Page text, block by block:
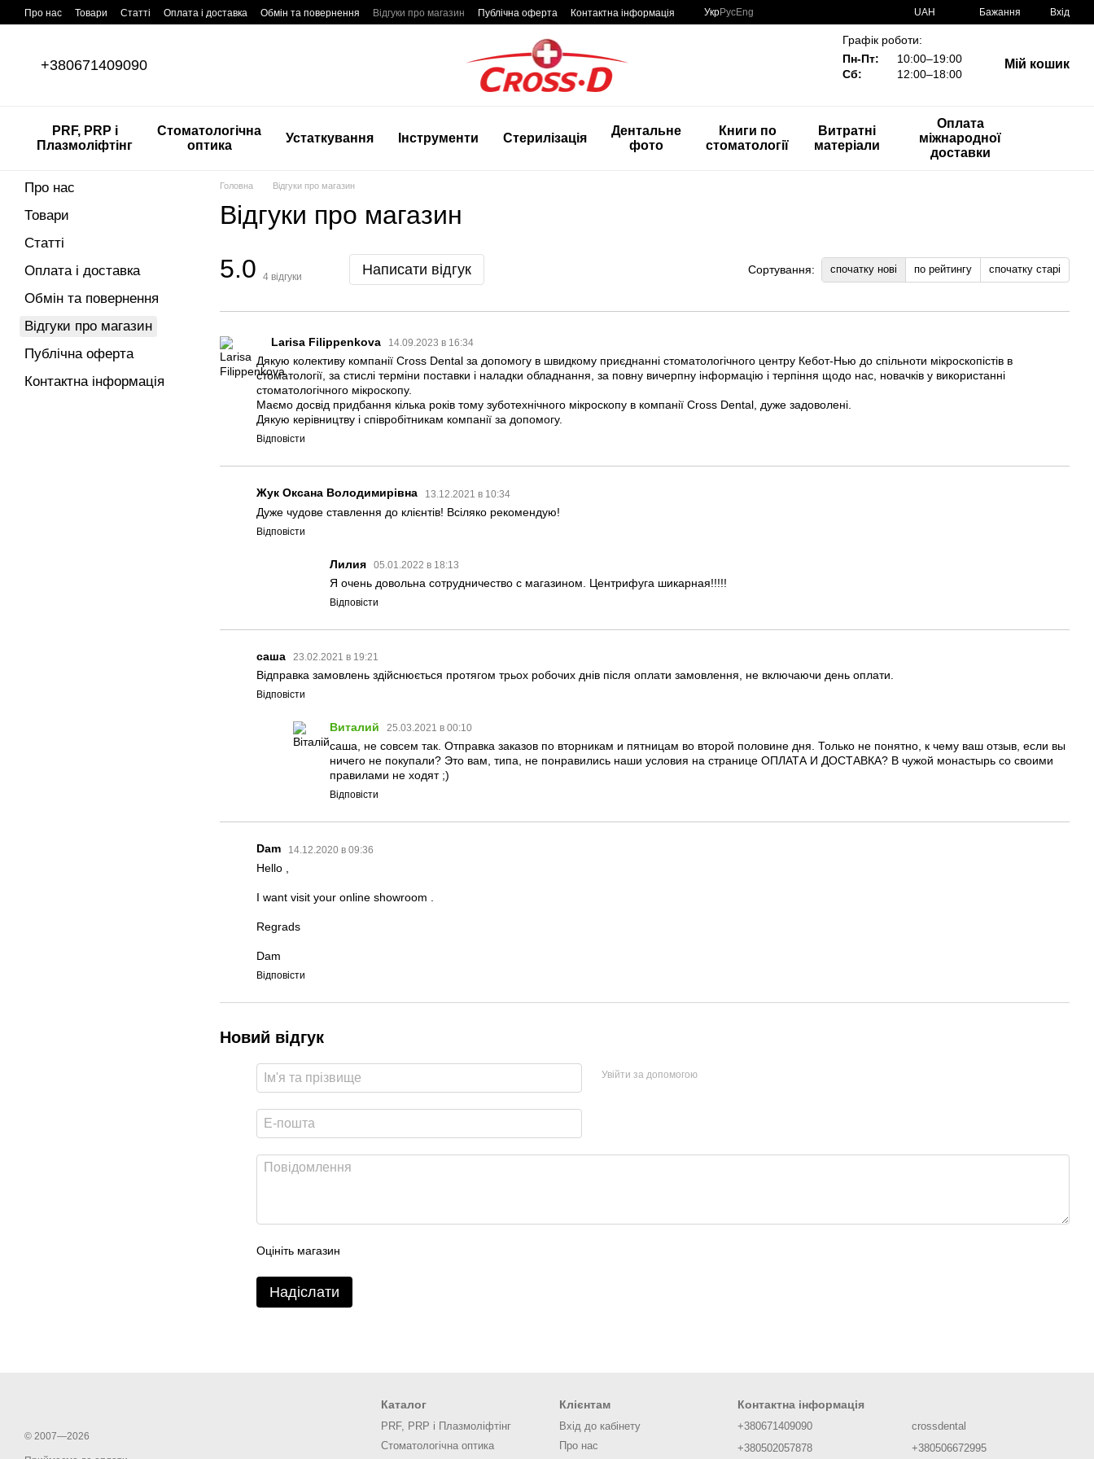
Перейти до основного контенту
Про нас Товари Статті Оплата і доставка Обмін та повернення Відгуки про магазин Публічна оферта Контактна інформація УкрРусEng UAH Бажання Вхід
+380671409090
Графік роботи:
Пн-Пт:
10:00–19:00
Сб:
12:00–18:00
Мій кошик
PRF, PRP і
Плазмоліфтінг
Стоматологічна
оптика
Устаткування Інструменти Стерилізація
Дентальне
фото
Книги по
стоматології
Витратні
матеріали
Оплата
міжнародної
доставки
Головна Відгуки про магазин
Відгуки про магазин
5.0
4 відгуки Написати відгук Сортування: спочатку нові по рейтингу спочатку старі
Larisa Filippenkova 14.09.2023 в 16:34
Дякую колективу компанії Cross Dental за допомогу в швидкому приєднанні стоматологічного центру Кебот-Нью до спільноти мікроскопістів в
стоматології, за стислі терміни поставки і наладки обладнання, за повну вичерпну інформацію і терпіння щодо нас, новачків у використанні
стоматологічного мікроскопу.
Маємо досвід придбання кілька років тому зуботехнічного мікроскопу в компанії Cross Dental, дуже задоволені.
Дякую керівництву і співробітникам компанії за допомогу.
Відповісти
Жук Оксана Володимирівна 13.12.2021 в 10:34
Дуже чудове ставлення до клієнтів! Всіляко рекомендую!
Відповісти
Лилия 05.01.2022 в 18:13
Я очень довольна сотрудничество с магазином. Центрифуга шикарная!!!!!
Відповісти
саша 23.02.2021 в 19:21
Відправка замовлень здійснюється протягом трьох робочих днів після оплати замовлення, не включаючи день оплати.
Відповісти
Виталий 25.03.2021 в 00:10
саша, не совсем так. Отправка заказов по вторникам и пятницам во второй половине дня. Только не понятно, к чему ваш отзыв, если вы
ничего не покупали? Это вам, типа, не понравились наши условия на странице ОПЛАТА И ДОСТАВКА? В чужой монастырь со своими
правилами не ходят ;)
Відповісти
Dam 14.12.2020 в 09:36
Hello ,
I want visit your online showroom .
Regrads
Dam
Відповісти
Новий відгук
Увійти за допомогою
Оцініть магазин
Надіслати
Про нас
Товари
Статті
Оплата і доставка
Обмін та повернення
Відгуки про магазин
Публічна оферта
Контактна інформація
© 2007—2026
Каталог
PRF, PRP і Плазмоліфтінг
Стоматологічна оптика
Клієнтам
Вхід до кабінету
Про нас
Контактна інформація
+380671409090
+380502057878
crossdental
+380506672995